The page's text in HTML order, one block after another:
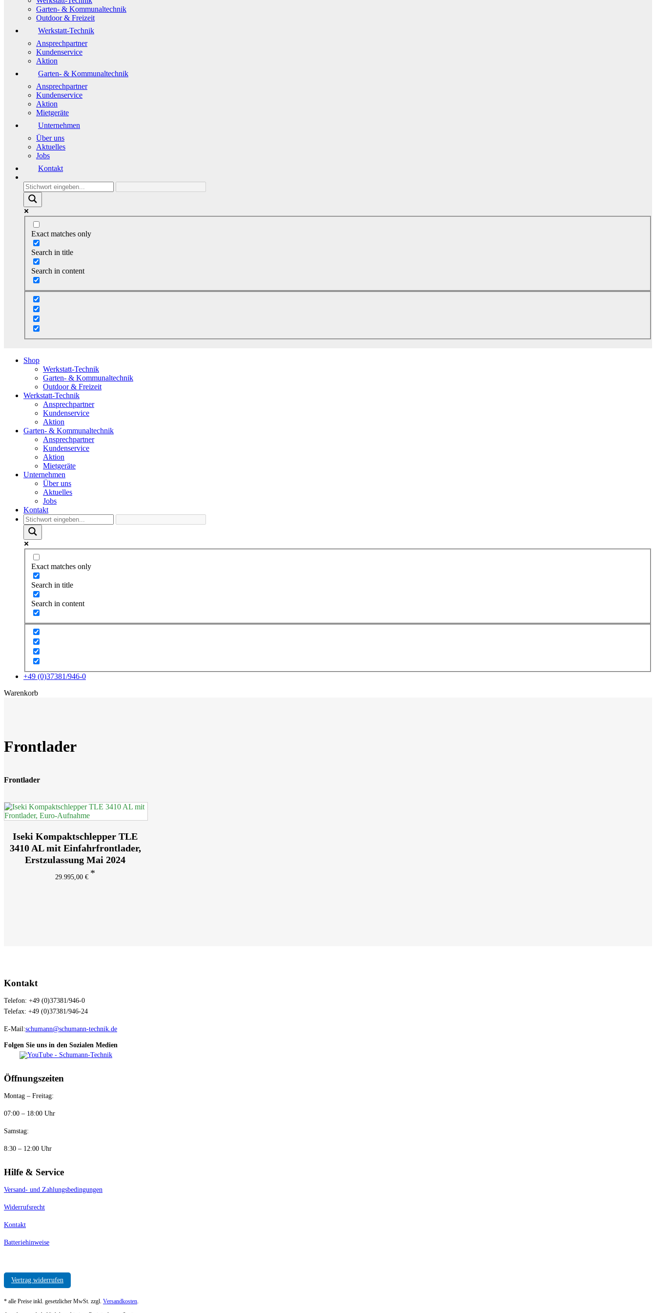
Garten- & Kommunaltechnik
Outdoor & Freizeit
Werkstatt-Technik
Ansprechpartner
Kundenservice
Aktion
Garten- & Kommunaltechnik
Ansprechpartner
Kundenservice
Aktion
Mietgeräte
Unternehmen
Über uns
Aktuelles
Jobs
Kontakt
Exact matches only
Search in title
Search in content
Shop
Werkstatt-Technik
Garten- & Kommunaltechnik
Outdoor & Freizeit
Werkstatt-Technik
Ansprechpartner
Kundenservice
Aktion
Garten- & Kommunaltechnik
Ansprechpartner
Kundenservice
Aktion
Mietgeräte
Unternehmen
Über uns
Aktuelles
Jobs
Kontakt
Exact matches only
Search in title
Search in content
+49 (0)37381/946-0
Warenkorbx
Frontlader
Frontlader
Iseki Kompaktschlepper TLE
3410 AL mit Einfahrfrontlader,
Erstzulassung Mai 2024
29.995,00€
Kontakt
Telefon: +49 (0)37381/946-0
Telefax: +49 (0)37381/946-24
E-Mail:schumann@schumann-technik.de
Folgen Sie uns in den Sozialen Medien
Öffnungszeiten
Montag – Freitag:
07:00 – 18:00 Uhr
Samstag:
8:30 – 12:00 Uhr
Hilfe & Service
Versand- und Zahlungsbedingungen
Widerrufsrecht
Kontakt
Batteriehinweise
Vertrag widerrufen
* alle Preise inkl. gesetzlicher MwSt. zzgl. Versandkosten